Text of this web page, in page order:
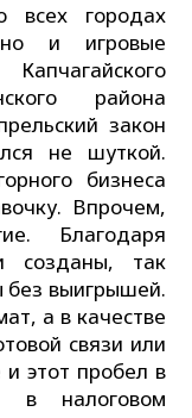
городах
и игровые
района
закон
не шуткой.
бизнеса
Впрочем,
Благодаря
созданы, так
без выигрышей.
а в качестве
связи или
этот пробел в
в налоговом